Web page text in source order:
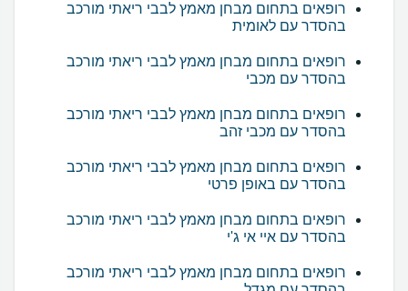
רופאים בתחום מבחן מאמץ לבבי ריאתי מורכב
בהסדר עם לאומית
רופאים בתחום מבחן מאמץ לבבי ריאתי מורכב
בהסדר עם מכבי
רופאים בתחום מבחן מאמץ לבבי ריאתי מורכב
בהסדר עם מכבי זהב
רופאים בתחום מבחן מאמץ לבבי ריאתי מורכב
בהסדר עם באופן פרטי
רופאים בתחום מבחן מאמץ לבבי ריאתי מורכב
בהסדר עם איי אי ג'י
רופאים בתחום מבחן מאמץ לבבי ריאתי מורכב